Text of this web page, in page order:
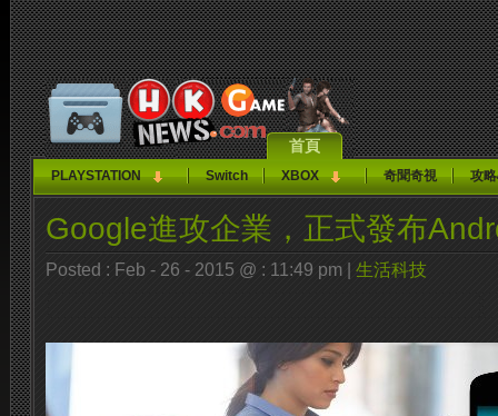
首頁
PLAYSTATION Switch XBOX 奇聞奇視 攻
Google進攻企業，正式發布
Posted : Feb - 26 - 2015 @ : 11:49 pm | 生活科技